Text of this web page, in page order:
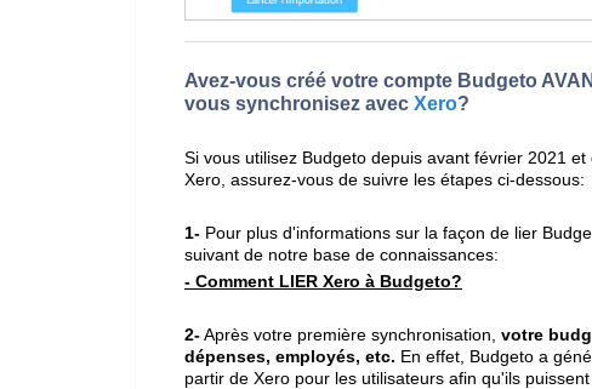
Avez-vous créé votre compte Budgeto
vous synchronisez avec Xero?
Si vous utilisez Budgeto depuis avant février 2021
Xero, assurez-vous de suivre les étapes ci-dessous:
1- Pour plus d'informations sur la façon de lier
suivant de notre base de connaissances:
- Comment LIER Xero à Budgeto?
2-Après votre première synchronisation, votre
dépenses, employés, etc. En effet, Budgeto a
partir de Xero pour les utilisateurs afin qu'ils